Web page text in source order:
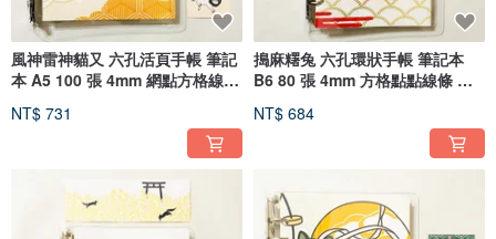
風神雷神貓又 六孔活頁手帳 筆記
本 A5 100 張 4mm 網點方格線
NT$ 731
搗麻糬兔 六孔環狀手帳 筆記本
B6 80 張 4mm 方格點點線條 內
NT$ 684